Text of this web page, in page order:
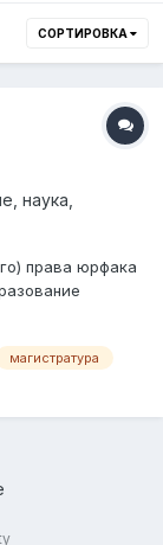
СОРТИРОВКА
наука,
права юрфака
и юридическая
магистратура